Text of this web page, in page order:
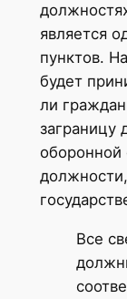
является
пунктов.
будет
ли
заграницу
Все